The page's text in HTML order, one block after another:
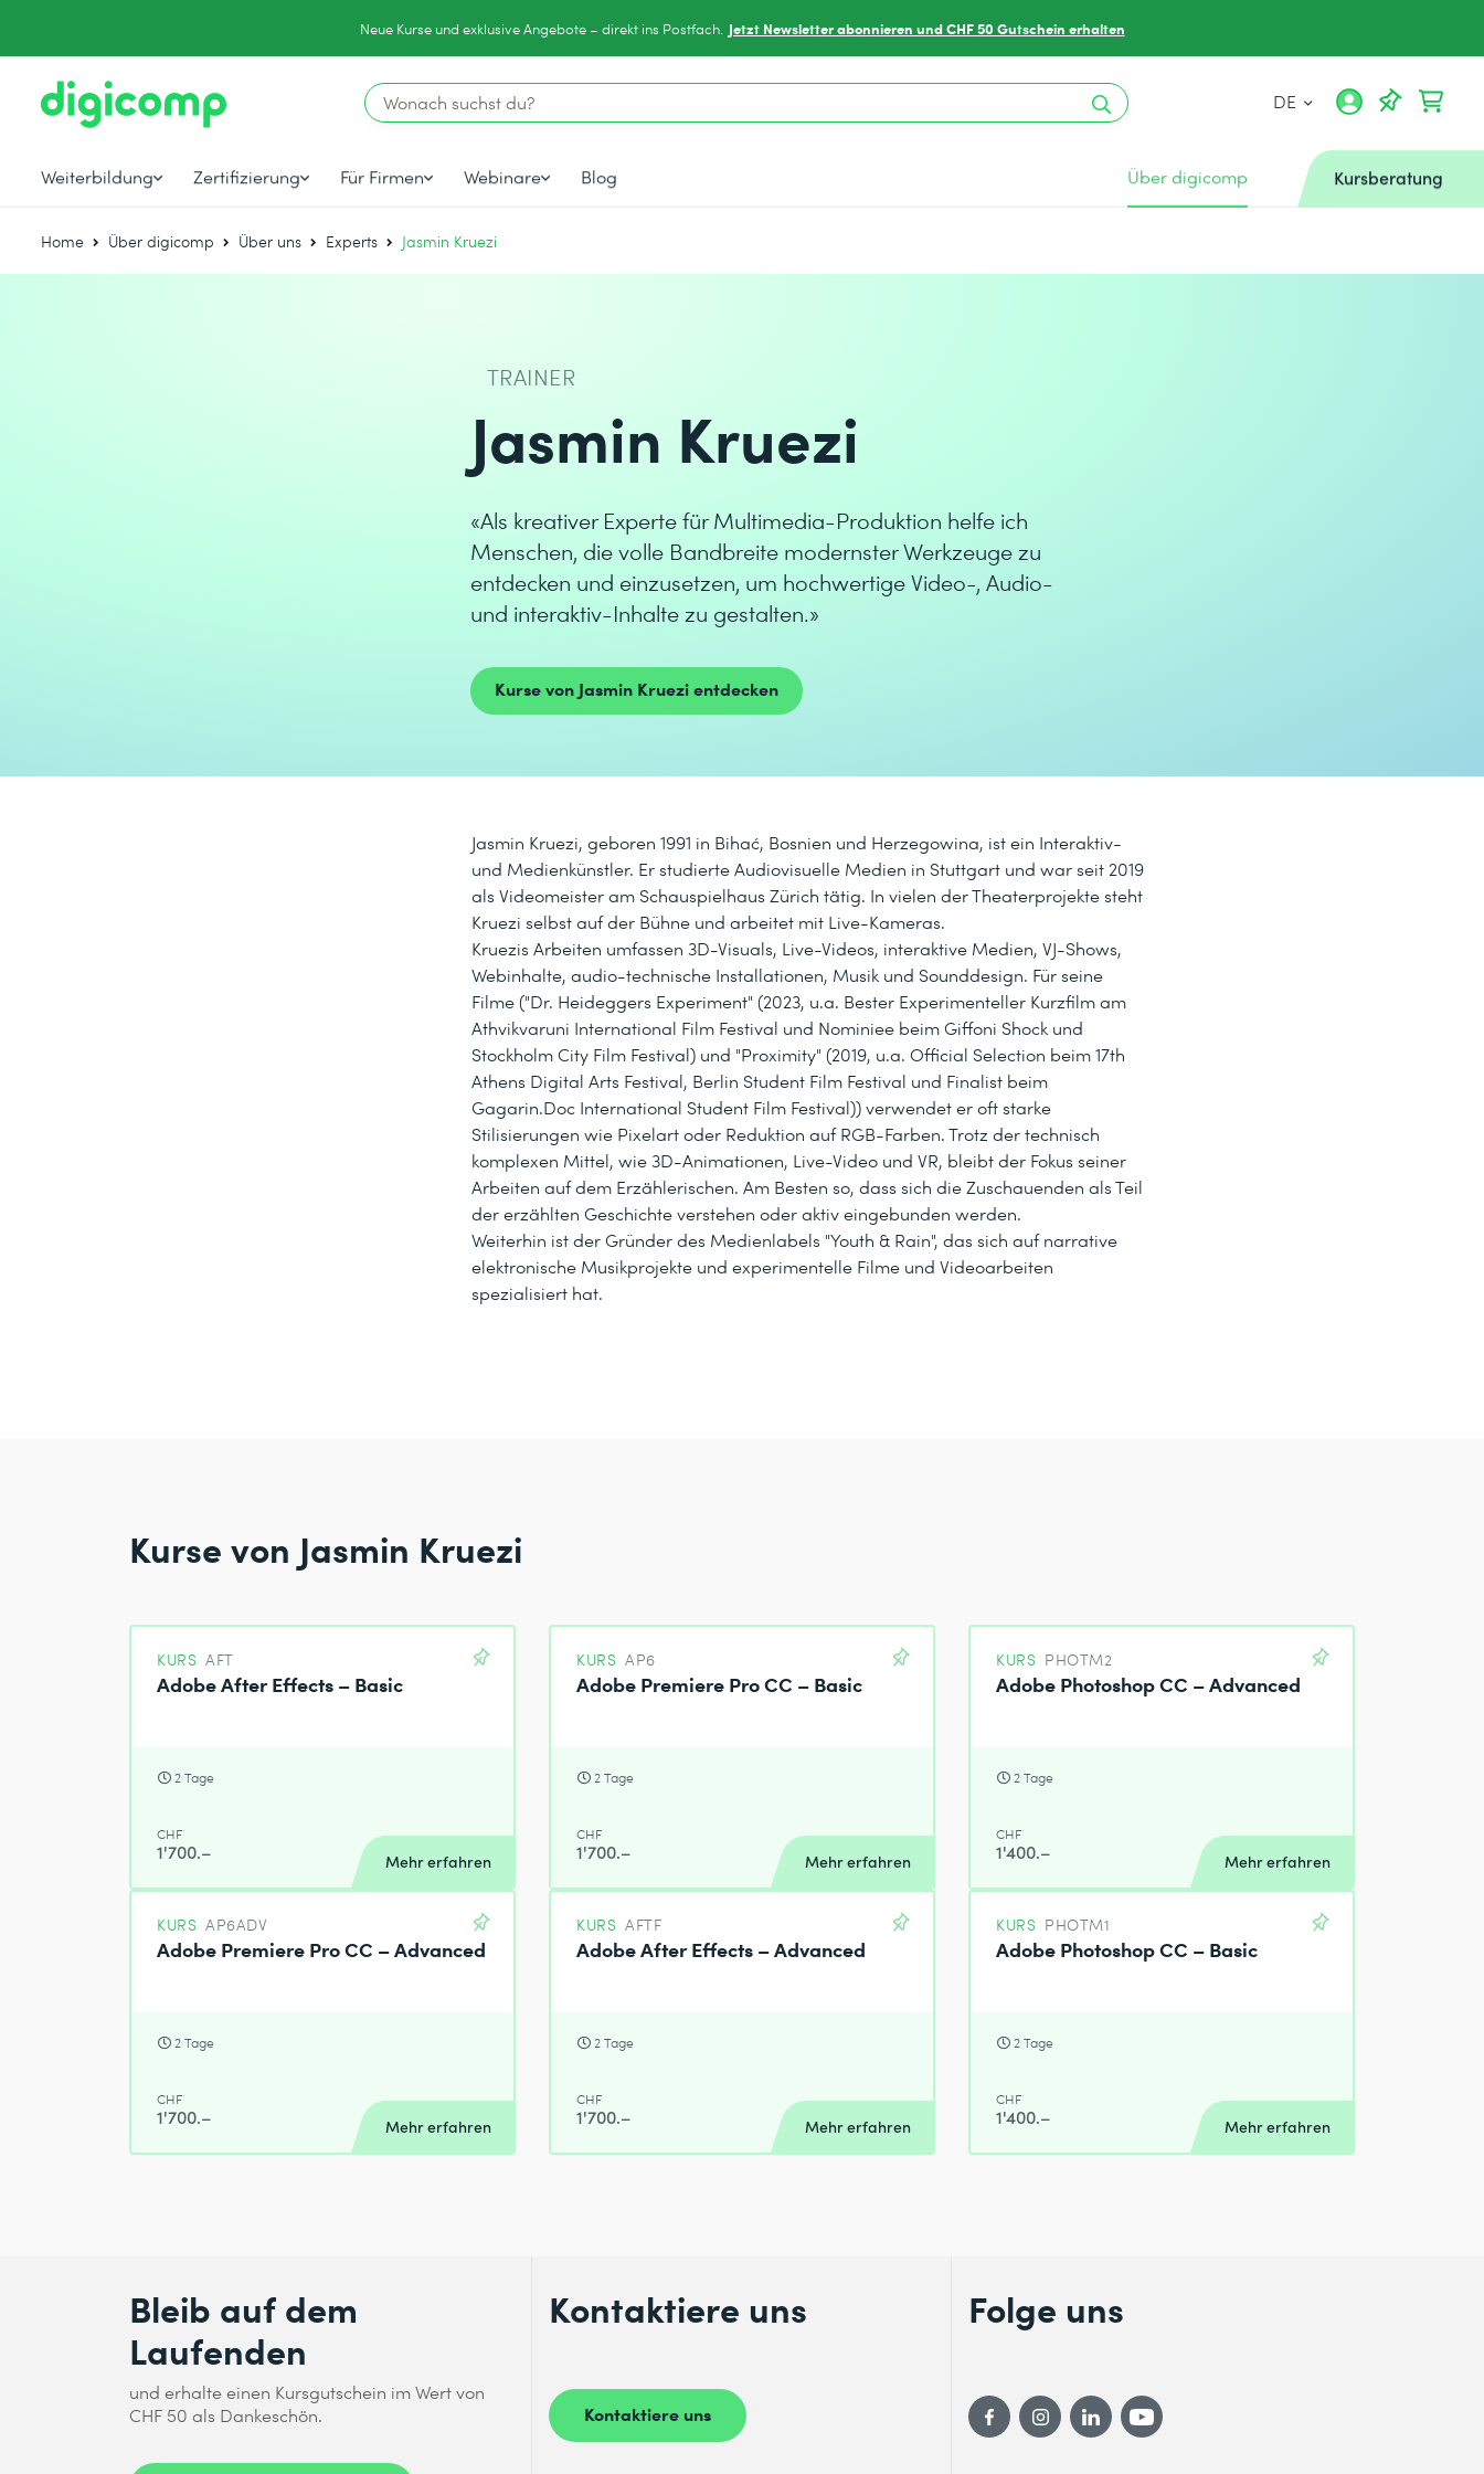
Neue Kurse und exklusive Angebote – direkt ins Postfach. Jetzt Newsletter abonnieren und CHF 50 Gutschein erhalten
DE
Weiterbildung Zertifizierung Für Firmen Webinare Blog Über digicomp Kursberatung
Home Über digicomp Über uns Experts Jasmin Kruezi
TRAINER
Jasmin Kruezi
«Als kreativer Experte für Multimedia-Produktion helfe ich
Menschen, die volle Bandbreite modernster Werkzeuge zu
entdecken und einzusetzen, um hochwertige Video-, Audio-
und interaktiv-Inhalte zu gestalten.»
Kurse von Jasmin Kruezi entdecken
Jasmin Kruezi, geboren 1991 in Bihać, Bosnien und Herzegowina, ist ein Interaktiv-
und Medienkünstler. Er studierte Audiovisuelle Medien in Stuttgart und war seit 2019
als Videomeister am Schauspielhaus Zürich tätig. In vielen der Theaterprojekte steht
Kruezi selbst auf der Bühne und arbeitet mit Live-Kameras.
Kruezis Arbeiten umfassen 3D-Visuals, Live-Videos, interaktive Medien, VJ-Shows,
Webinhalte, audio-technische Installationen, Musik und Sounddesign. Für seine
Filme ("Dr. Heideggers Experiment" (2023, u.a. Bester Experimenteller Kurzfilm am
Athvikvaruni International Film Festival und Nominiee beim Giffoni Shock und
Stockholm City Film Festival) und "Proximity" (2019, u.a. Official Selection beim 17th
Athens Digital Arts Festival, Berlin Student Film Festival und Finalist beim
Gagarin.Doc International Student Film Festival)) verwendet er oft starke
Stilisierungen wie Pixelart oder Reduktion auf RGB-Farben. Trotz der technisch
komplexen Mittel, wie 3D-Animationen, Live-Video und VR, bleibt der Fokus seiner
Arbeiten auf dem Erzählerischen. Am Besten so, dass sich die Zuschauenden als Teil
der erzählten Geschichte verstehen oder aktiv eingebunden werden.
Weiterhin ist der Gründer des Medienlabels "Youth & Rain", das sich auf narrative
elektronische Musikprojekte und experimentelle Filme und Videoarbeiten
spezialisiert hat.
Kurse von Jasmin Kruezi
KURS AFT
Adobe After Effects – Basic
2 Tage
CHF
1'700.– Mehr erfahren
KURS AP6
Adobe Premiere Pro CC – Basic
2 Tage
CHF
1'700.– Mehr erfahren
KURS PHOTM2
Adobe Photoshop CC – Advanced
2 Tage
CHF
1'400.– Mehr erfahren
KURS AP6ADV
Adobe Premiere Pro CC – Advanced
2 Tage
CHF
1'700.– Mehr erfahren
KURS AFTF
Adobe After Effects – Advanced
2 Tage
CHF
1'700.– Mehr erfahren
KURS PHOTM1
Adobe Photoshop CC – Basic
2 Tage
CHF
1'400.– Mehr erfahren
Bleib auf dem
Laufenden
und erhalte einen Kursgutschein im Wert von
CHF 50 als Dankeschön.
Kontaktiere uns
Kontaktiere uns
Folge uns